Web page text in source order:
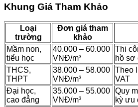
Khung Giá Tham Khảo
Loại
trường
Đơn giá tham
khảo
Mầm non,
tiểu học
40.000 – 60.000
VNĐ/m³
Thi
hồ sơ
THCS,
THPT
38.000 – 58.000
VNĐ/m³
Theo
VAT
Đại học,
cao đẳng
35.000 – 55.000
VNĐ/m³
Quy
kỳ ưu